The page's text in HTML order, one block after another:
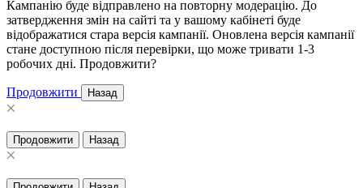
Кампанію буде відправлено на повторну модерацію. До
затвердження змін на сайті та у вашому кабінеті буде
відображатися стара версія кампанії. Оновлена версія кампанії
стане доступною після перевірки, що може тривати 1-3
робочих дні. Продовжити?
Продовжити Назад
Продовжити Назад